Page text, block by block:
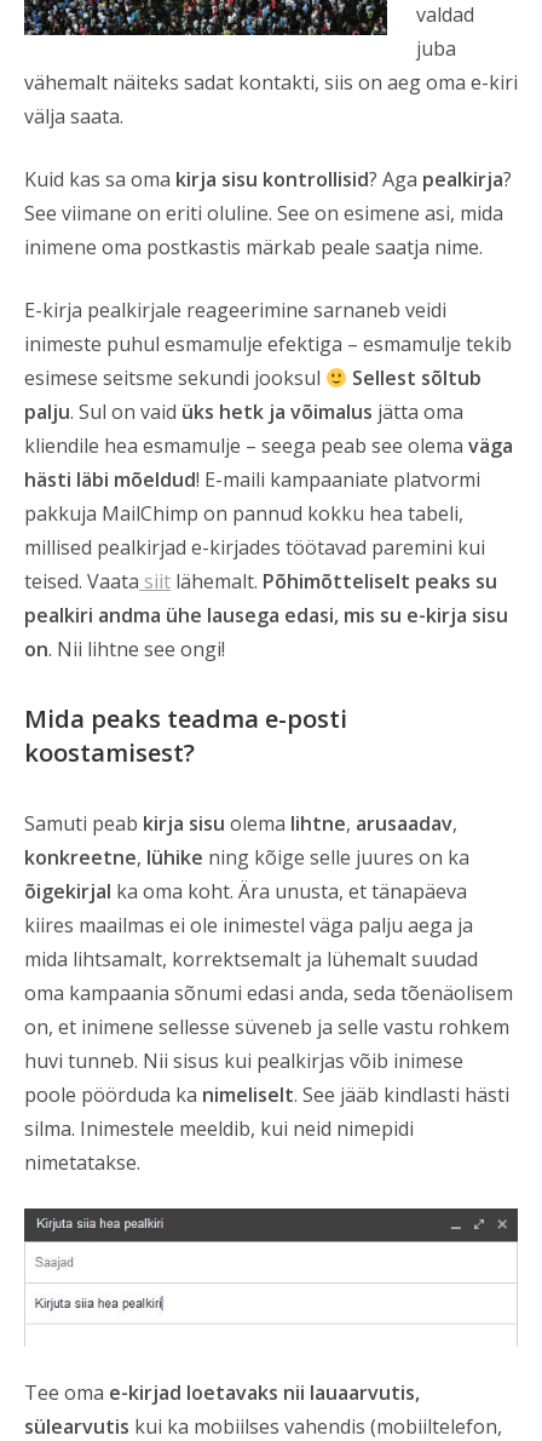
valdad
juba
vähemalt näiteks sadat kontakti, siis on aeg oma e-kiri
välja saata.
Kuid kas sa oma kirja sisu kontrollisid? Aga pealkirja?
See viimane on eriti oluline. See on esimene asi, mida
inimene oma postkastis märkab peale saatja nime.
E-kirja pealkirjale reageerimine sarnaneb veidi
inimeste puhul esmamulje efektiga – esmamulje tekib
esimese seitsme sekundi jooksul
Sellest sõltub
palju. Sul on vaid üks hetk ja võimalus jätta oma
kliendile hea esmamulje – seega peab see olema väga
hästi läbi mõeldud! E-maili kampaaniate platvormi
pakkuja MailChimp on pannud kokku hea tabeli,
millised pealkirjad e-kirjades töötavad paremini kui
teised. Vaata siit lähemalt. Põhimõtteliselt peaks su
pealkiri andma ühe lausega edasi, mis su e-kirja sisu
on. Nii lihtne see ongi!
Mida peaks teadma e-posti
koostamisest?
Samuti peab kirja sisu olema lihtne, arusaadav,
konkreetne, lühike ning kõige selle juures on ka
õigekirjal ka oma koht. Ära unusta, et tänapäeva
kiires maailmas ei ole inimestel väga palju aega ja
mida lihtsamalt, korrektsemalt ja lühemalt suudad
oma kampaania sõnumi edasi anda, seda tõenäolisem
on, et inimene sellesse süveneb ja selle vastu rohkem
huvi tunneb. Nii sisus kui pealkirjas võib inimese
poole pöörduda ka nimeliselt. See jääb kindlasti hästi
silma. Inimestele meeldib, kui neid nimepidi
nimetatakse.
Tee oma e-kirjad loetavaks nii lauaarvutis,
sülearvutis kui ka mobiilses vahendis (mobiiltelefon,